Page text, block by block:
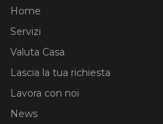
Home
Servizi
Valuta Casa
Lascia la tua richiesta
Lavora con noi
News